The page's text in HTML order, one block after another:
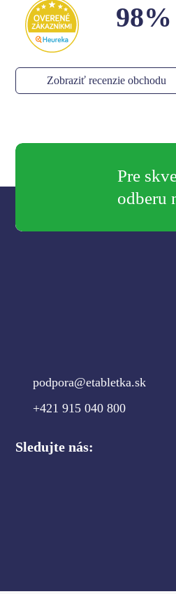
98%
Zobraziť recenzie obchodu
Rychle dodanie
Pre
odberu
podpora@etabletka.sk
+421 915 040 800
Sledujte nás: